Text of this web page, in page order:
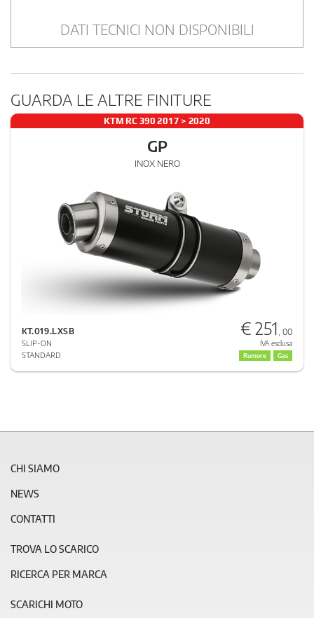
DATI TECNICI NON DISPONIBILI
GUARDA LE ALTRE FINITURE
KTM RC 390 2017 > 2020
GP
INOX NERO
KT.019.LXSB
SLIP-ON
STANDARD
€ 251 , 00
IVA esclusa
Rumore Gas
CHI SIAMO
NEWS
CONTATTI
TROVA LO SCARICO
RICERCA PER MARCA
SCARICHI MOTO